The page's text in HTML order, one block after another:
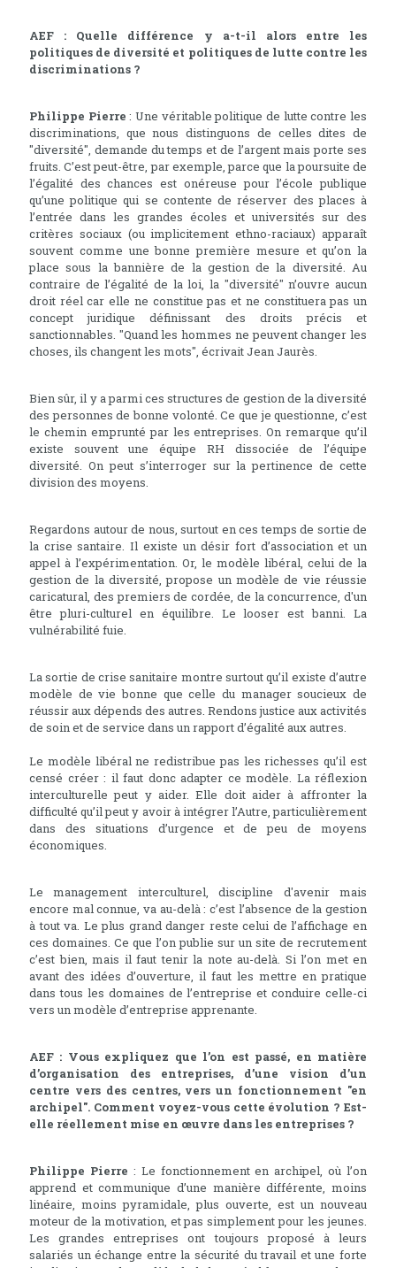
AEF : Quelle différence y a-t-il alors entre les
politiques de diversité et politiques de lutte contre les
discriminations ?
Philippe Pierre : Une véritable politique de lutte contre les
discriminations, que nous distinguons de celles dites de
"diversité", demande du temps et de l’argent mais porte ses
fruits. C’est peut-être, par exemple, parce que la poursuite de
l’égalité des chances est onéreuse pour l’école publique
qu’une politique qui se contente de réserver des places à
l’entrée dans les grandes écoles et universités sur des
critères sociaux (ou implicitement ethno-raciaux) apparaît
souvent comme une bonne première mesure et qu’on la
place sous la bannière de la gestion de la diversité. Au
contraire de l’égalité de la loi, la "diversité" n’ouvre aucun
droit réel car elle ne constitue pas et ne constituera pas un
concept juridique définissant des droits précis et
sanctionnables. "Quand les hommes ne peuvent changer les
choses, ils changent les mots", écrivait Jean Jaurès.
Bien sûr, il y a parmi ces structures de gestion de la diversité
des personnes de bonne volonté. Ce que je questionne, c’est
le chemin emprunté par les entreprises. On remarque qu’il
existe souvent une équipe RH dissociée de l’équipe
diversité. On peut s’interroger sur la pertinence de cette
division des moyens.
Regardons autour de nous, surtout en ces temps de sortie de
la crise santaire. Il existe un désir fort d’association et un
appel à l’expérimentation. Or, le modèle libéral, celui de la
gestion de la diversité, propose un modèle de vie réussie
caricatural, des premiers de cordée, de la concurrence, d'un
être pluri-culturel en équilibre. Le looser est banni. La
vulnérabilité fuie.
La sortie de crise sanitaire montre surtout qu’il existe d’autre
modèle de vie bonne que celle du manager soucieux de
réussir aux dépends des autres. Rendons justice aux activités
de soin et de service dans un rapport d’égalité aux autres.
Le modèle libéral ne redistribue pas les richesses qu’il est
censé créer : il faut donc adapter ce modèle. La réflexion
interculturelle peut y aider. Elle doit aider à affronter la
difficulté qu’il peut y avoir à intégrer l’Autre, particulièrement
dans des situations d’urgence et de peu de moyens
économiques.
Le management interculturel, discipline d'avenir mais
encore mal connue, va au-delà : c’est l’absence de la gestion
à tout va. Le plus grand danger reste celui de l’affichage en
ces domaines. Ce que l’on publie sur un site de recrutement
c’est bien, mais il faut tenir la note au-delà. Si l’on met en
avant des idées d’ouverture, il faut les mettre en pratique
dans tous les domaines de l’entreprise et conduire celle-ci
vers un modèle d’entreprise apprenante.
AEF : Vous expliquez que l’on est passé, en matière
d’organisation des entreprises, d’une vision d’un
centre vers des centres, vers un fonctionnement "en
archipel". Comment voyez-vous cette évolution ? Est-
elle réellement mise en œuvre dans les entreprises ?
Philippe Pierre : Le fonctionnement en archipel, où l’on
apprend et communique d’une manière différente, moins
linéaire, moins pyramidale, plus ouverte, est un nouveau
moteur de la motivation, et pas simplement pour les jeunes.
Les grandes entreprises ont toujours proposé à leurs
salariés un échange entre la sécurité du travail et une forte